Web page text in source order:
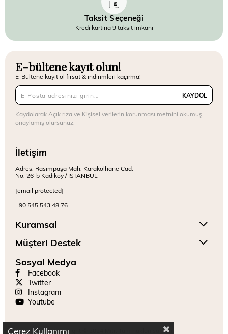
Taksit Seçeneği
Kredi kartına 9 taksit imkanı
E-bültene kayıt olun!
E-Bültene kayıt ol fırsat & indirimleri kaçırma!
KAYDOL
Kaydolarak Açık rızave Kişisel verilerin korunması metnini okumuş,
onaylamış olursunuz.
İletişim
Adres: Rasimpaşa Mah. Karakolhane Cad.
No: 26-b Kadıköy / İSTANBUL
[email protected]
+90 545 543 48 76
Kuramsal
Müşteri Destek
Sosyal Medya
Facebook
Twitter
Instagram
Youtube
Copyright © 2024 Mitr. Tüm hakları saklıdır.
Çerez Kullanımı